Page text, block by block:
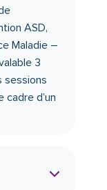
ASD,
Maladie –
3
sessions
cadre d’un